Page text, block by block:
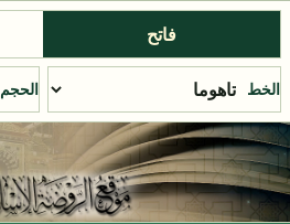
فاتح
الخط الحجم